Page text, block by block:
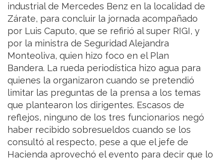
industrial de Mercedes Benz en la localidad de
Zárate, para concluir la jornada acompañado
por Luis Caputo, que se refirió al super RIGI, y
por la ministra de Seguridad Alejandra
Monteoliva, quien hizo foco en el Plan
Bandera. La rueda periodística hizo agua para
quienes la organizaron cuando se pretendió
limitar las preguntas de la prensa a los temas
que plantearon los dirigentes. Escasos de
reflejos, ninguno de los tres funcionarios negó
haber recibido sobresueldos cuando se los
consultó al respecto, pese a que el jefe de
Hacienda aprovechó el evento para decir que lo